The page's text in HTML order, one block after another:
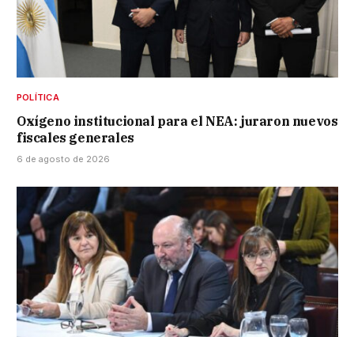
POLÍTICA
Oxígeno institucional para el NEA: juraron nuevos
fiscales generales
6 de agosto de 2026